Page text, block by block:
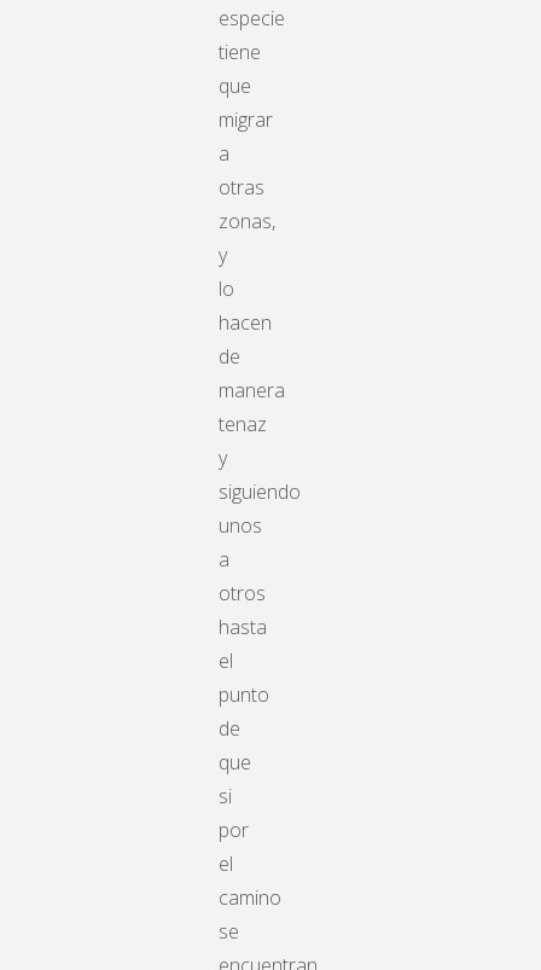
especie
tiene
que
migrar
a
otras
zonas,
y
lo
hacen
de
manera
tenaz
y
siguiendo
unos
a
otros
hasta
el
punto
de
que
si
por
el
camino
se